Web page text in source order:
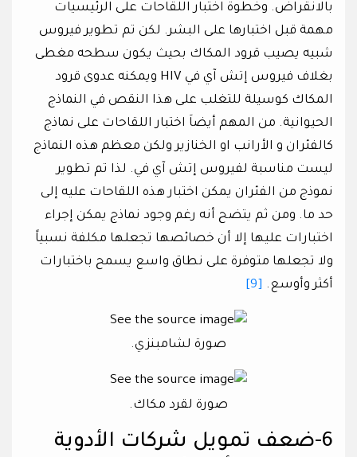
بالانقراض. وخطوة اختبار اللقاحات على الرئيسيات
مهمة قبل اختبارها على البشر. لكن تم تطوير فيروس
شبيه يصيب قرود المكاك بحيث يكون سطحه مغطى
بغلاف فيروس إتش آي في HIV ويمكنه عدوى قرود
المكاك كوسيلة للتغلب على هذا النقص في النماذج
الحيوانية. من المهم أيضاَ اختبار اللقاحات على نماذج
كالفئران و الأرانب او الخنازير ولكن معظم هذه النماذج
ليست مناسبة لفيروس إتش آي في. لذا تم تطوير
نموذج من الفئران يمكن اختبار هذه اللقاحات عليه إلى
حد ما. ومن ثم يتضح أنه رغم وجود نماذج يمكن إجراء
اختبارات عليها إلا أن خصائصها تجعلها مكلفة نسبياً
ولا تجعلها متوفرة على نطاق واسع يسمح باختبارات
أكثر وأوسع. [9]
صورة لشامبنزي.
صورة لقرد مكاك.
6-ضعف تمويل شركات الأدوية